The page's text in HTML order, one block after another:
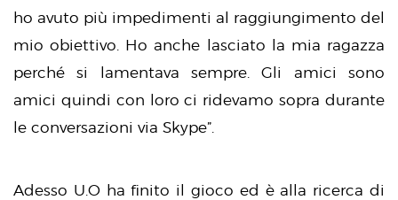
ho avuto più impedimenti al raggiungimento del
mio obiettivo. Ho anche lasciato la mia ragazza
perché si lamentava sempre. Gli amici sono
amici quindi con loro ci ridevamo sopra durante
le conversazioni via Skype”.
Adesso U.O ha finito il gioco ed è alla ricerca di